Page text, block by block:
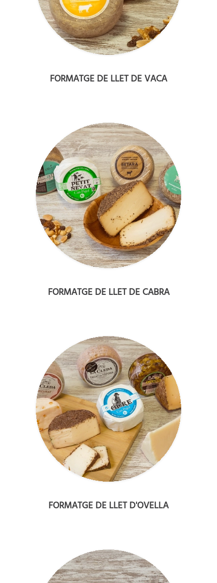
FORMATGE DE LLET DE VACA
FORMATGE DE LLET DE CABRA
FORMATGE DE LLET D'OVELLA